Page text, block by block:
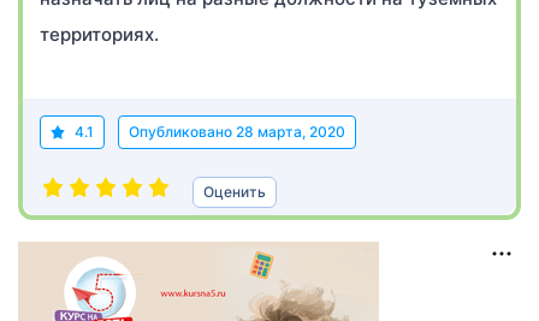
территориях.
4.1 Опубликовано 28 марта, 2020
Оценить